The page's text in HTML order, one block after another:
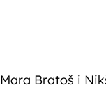
Mara Bratoš i